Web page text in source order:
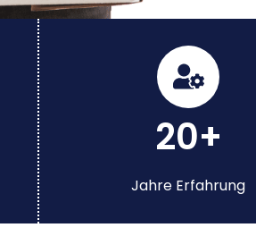
20+
Jahre Erfahrung